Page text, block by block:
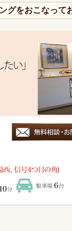
グをおこなって